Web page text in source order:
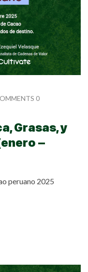
0
Grasas, y
–
peruano 2025